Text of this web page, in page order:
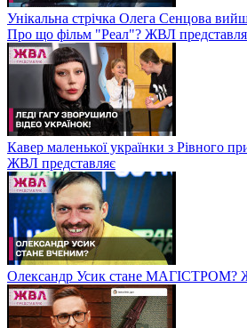
Унікальна стрічка Олега Сенцова
Про що фільм "Реал"? ЖВЛ
Кавер маленької українки з Рівного
ЖВЛ представляє
Олександр Усик стане МАГІСТРОМ?